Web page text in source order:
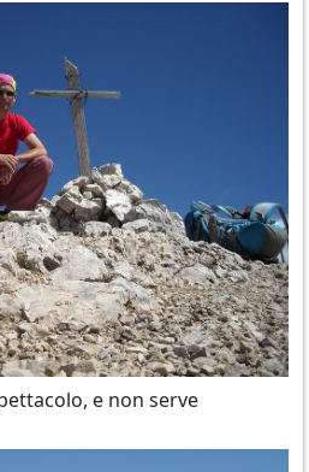
e non serve